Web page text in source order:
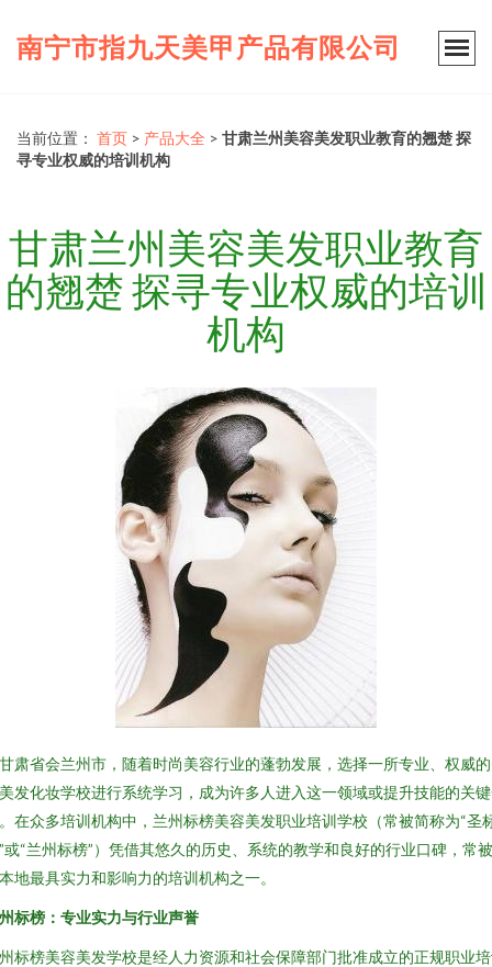
南宁市指九天美甲产品有限公司
当前位置： 首页 > 产品大全 > 甘肃兰州美容美发职业教育的翘楚 探
寻专业权威的培训机构
甘肃兰州美容美发职业教育
的翘楚 探寻专业权威的培训
机构
肃省会兰州市，随着时尚美容行业的蓬勃发展，选择一所专业、权威
发化妆学校进行系统学习，成为许多人进入这一领域或提升技能的关
在众多培训机构中，兰州标榜美容美发职业培训学校（常被简称为“圣
或“兰州标榜”）凭借其悠久的历史、系统的教学和良好的行业口碑，常
地最具实力和影响力的培训机构之一。
标榜：专业实力与行业声誉
标榜美容美发学校是经人力资源和社会保障部门批准成立的正规职业